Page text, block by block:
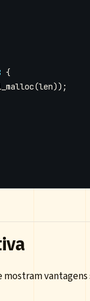
{
(len));
vantagens